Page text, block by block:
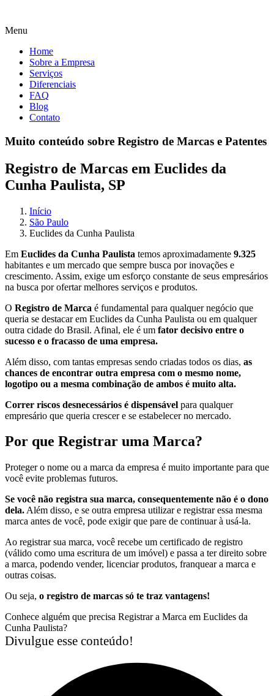
Menu
Home
Sobre a Empresa
Serviços
Diferenciais
FAQ
Blog
Contato
Muito conteúdo sobre Registro de Marcas e Patentes
Registro de Marcas em Euclides da
Cunha Paulista, SP
Início
São Paulo
Euclides da Cunha Paulista
Em Euclides da Cunha Paulista temos aproximadamente 9.325
habitantes e um mercado que sempre busca por inovações e
crescimento. Assim, exige um esforço constante de seus empresários
na busca por ofertar melhores serviços e produtos.
O Registro de Marca é fundamental para qualquer negócio que
queria se destacar em Euclides da Cunha Paulista ou em qualquer
outra cidade do Brasil. Afinal, ele é um fator decisivo entre o
sucesso e o fracasso de uma empresa.
Além disso, com tantas empresas sendo criadas todos os dias, as
chances de encontrar outra empresa com o mesmo nome,
logotipo ou a mesma combinação de ambos é muito alta.
Correr riscos desnecessários é dispensável para qualquer
empresário que queria crescer e se estabelecer no mercado.
Por que Registrar uma Marca?
Proteger o nome ou a marca da empresa é muito importante para que
você evite problemas futuros.
Se você não registra sua marca, consequentemente não é o dono
dela. Além disso, e se outra empresa utilizar e registrar essa mesma
marca antes de você, pode exigir que pare de continuar à usá-la.
Ao registrar sua marca, você recebe um certificado de registro
(válido como uma escritura de um imóvel) e passa a ter direito sobre
a marca, podendo vender, licenciar produtos, franquear a marca e
outras coisas.
Ou seja, o registro de marcas só te traz vantagens!
Conhece alguém que precisa Registrar a Marca em Euclides da
Cunha Paulista?
Divulgue esse conteúdo!